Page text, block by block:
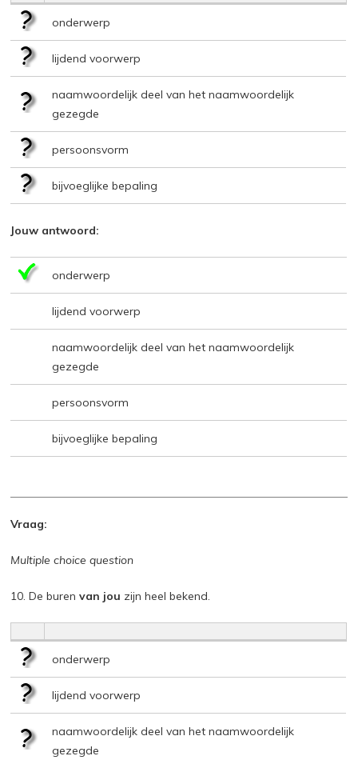
onderwerp
lijdend voorwerp
naamwoordelijk deel van het naamwoordelijk
gezegde
persoonsvorm
bijvoeglijke bepaling
Jouw antwoord:
onderwerp
lijdend voorwerp
naamwoordelijk deel van het naamwoordelijk
gezegde
persoonsvorm
bijvoeglijke bepaling
Vraag:
Multiple choice question
10. De burenvan jou zijn heel bekend.
onderwerp
lijdend voorwerp
naamwoordelijk deel van het naamwoordelijk
gezegde